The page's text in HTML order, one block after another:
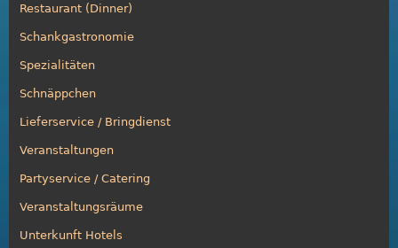
Restaurant (Dinner)
Schankgastronomie
Spezialitäten
Schnäppchen
Lieferservice / Bringdienst
Veranstaltungen
Partyservice / Catering
Veranstaltungsräume
Unterkunft Hotels